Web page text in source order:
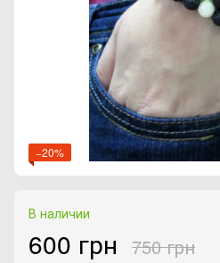
−20%
В наличии
600 грн 750 грн